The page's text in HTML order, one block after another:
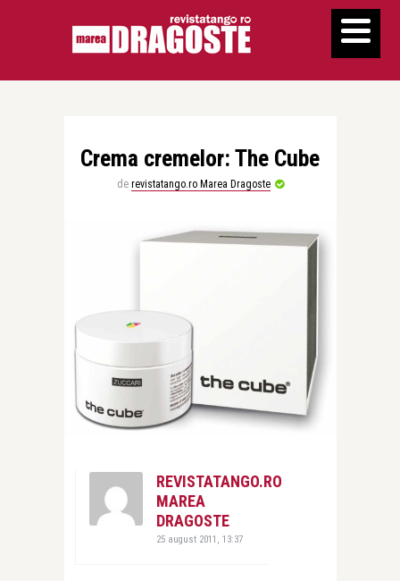
Crema cremelor: The Cube
de revistatango.ro Marea Dragoste
REVISTATANGO.RO
MAREA
DRAGOSTE
25 august 2011, 13:37